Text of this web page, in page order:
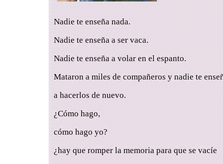
Nadie te enseña nada.
Nadie te enseña a ser vaca.
Nadie te enseña a volar en el espanto.
Mataron a miles de compañeros y nadie te
a hacerlos de nuevo.
¿Cómo hago,
cómo hago yo?
¿hay que romper la memoria para que se vacíe